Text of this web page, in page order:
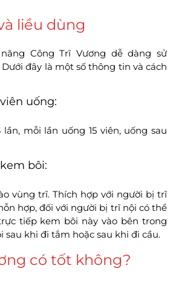
liều dùng
Công Trĩ Vương dễ dàng sử
đây là một số thông tin và cách
uống:
mỗi lần uống 15 viên, uống sau
bôi:
vùng trĩ. Thích hợp với người bị trĩ
hợp, đối với người bị trĩ nội có thể
tiếp kem bôi này vào bên trong
sau khi đi tắm hoặc sau khi đi cầu.
có tốt không?